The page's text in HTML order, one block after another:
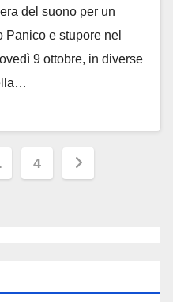
del suono per un
Panico e stupore nel
9 ottobre, in diverse
4